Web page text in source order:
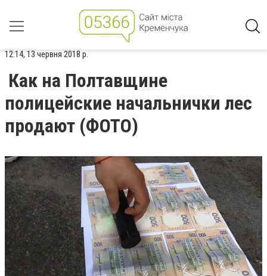
12:14, 13 червня 2018 р.
Как на Полтавщине
полицейские начальнички лес
продают (ФОТО)